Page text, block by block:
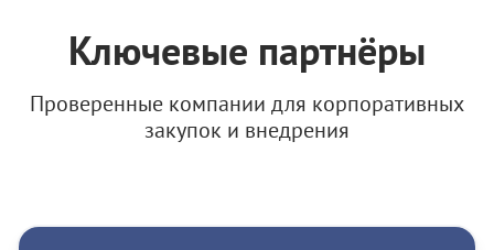
Ключевые партнёры
Проверенные компании для корпоративных
закупок и внедрения